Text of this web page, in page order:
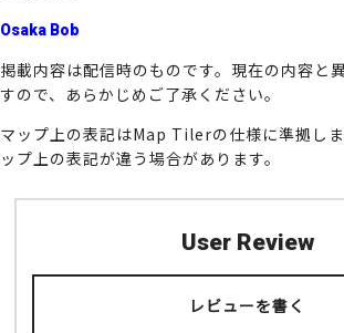
Osaka Bob
掲載内容は配信時のものです。現在の内容と
すので、あらかじめご了承ください。
マップ上の表記はMap Tilerの仕様に準拠し
ップ上の表記が違う場合があります。
User Review
レビューを書く